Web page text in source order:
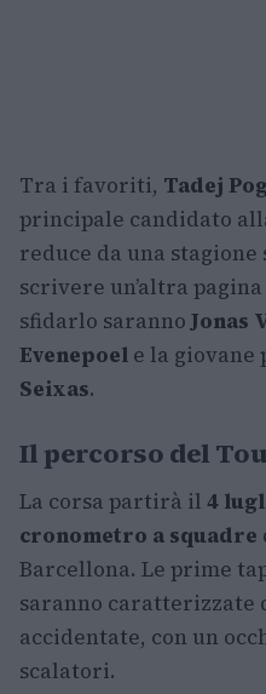
Tra i favoriti, Tadej
principale candidato
reduce da una
scrivere un’altra
sfidarlo sarannoJonas
Evenepoel e la giovane
Seixas.
Il percorso del
La corsa partirà il 4
cronometro a squadre
Barcellona. Le prime
saranno caratterizzate
accidentate, con un
scalatori.